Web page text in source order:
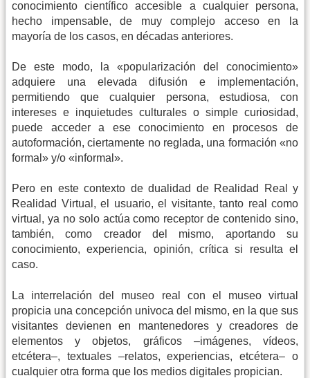
conocimiento científico accesible a cualquier persona,
hecho impensable, de muy complejo acceso en la
mayoría de los casos, en décadas anteriores.
De este modo, la «popularización del conocimiento»
adquiere una elevada difusión e implementación,
permitiendo que cualquier persona, estudiosa, con
intereses e inquietudes culturales o simple curiosidad,
puede acceder a ese conocimiento en procesos de
autoformación, ciertamente no reglada, una formación «no
formal» y/o «informal».
Pero en este contexto de dualidad de Realidad Real y
Realidad Virtual, el usuario, el visitante, tanto real como
virtual, ya no solo actúa como receptor de contenido sino,
también, como creador del mismo, aportando su
conocimiento, experiencia, opinión, crítica si resulta el
caso.
La interrelación del museo real con el museo virtual
propicia una concepción univoca del mismo, en la que sus
visitantes devienen en mantenedores y creadores de
elementos y objetos, gráficos –imágenes, vídeos,
etcétera–, textuales –relatos, experiencias, etcétera– o
cualquier otra forma que los medios digitales propician.